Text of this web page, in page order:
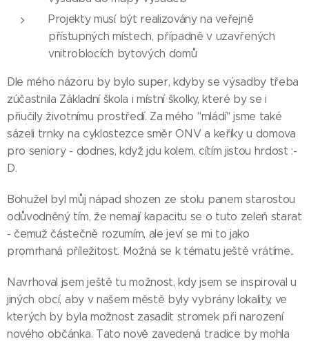
Projekty musí být realizovány na veřejně
přístupných místech, případně v uzavřených
vnitroblocích bytových domů
Dle mého názoru by bylo super, kdyby se výsadby třeba
zúčastnila Základní škola i místní školky, které by se i
přiučily životnímu prostředí. Za mého "mládí" jsme také
sázeli trnky na cyklostezce směr ONV a keříky u domova
pro seniory - dodnes, když jdu kolem, cítím jistou hrdost :-
D.
Bohužel byl můj nápad shozen ze stolu panem starostou
odůvodněný tím, že nemají kapacitu se o tuto zeleň starat
- čemuž částečně rozumím, ale jeví se mi to jako
promrhaná příležitost. Možná se k tématu ještě vrátíme..
Navrhoval jsem ještě tu možnost, kdy jsem se inspiroval u
jiných obcí, aby v našem městě byly vybrány lokality, ve
kterých by byla možnost zasadit stromek při narození
nového občánka. Tato nově zavedená tradice by mohla